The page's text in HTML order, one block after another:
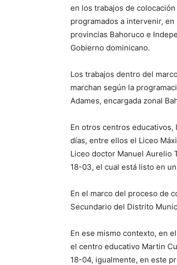
en los trabajos de
programados a intervenir,
provincias Bahoruco e
Gobierno dominicano.
Los trabajos dentro del
marchan según la
Adames, encargada zonal
En otros centros
días, entre ellos el Liceo
Liceo doctor Manuel Aurelio
18-03, el cual está listo en
En el marco del proceso de
Secundario del Distrito
En ese mismo contexto, en
el centro educativo Martin
18-04, igualmente, en este